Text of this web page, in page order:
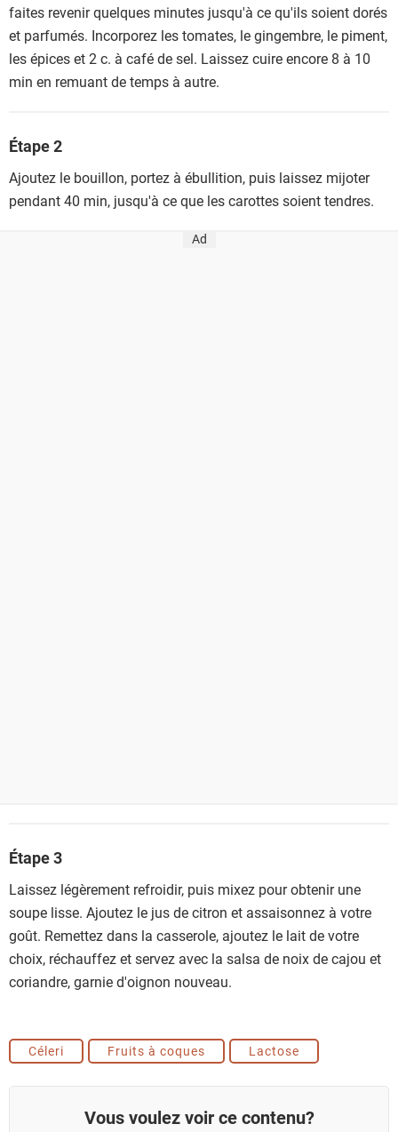
faites revenir quelques minutes jusqu'à ce qu'ils soient dorés
et parfumés. Incorporez les tomates, le gingembre, le piment,
les épices et 2 c. à café de sel. Laissez cuire encore 8 à 10
min en remuant de temps à autre.
Étape 2
Ajoutez le bouillon, portez à ébullition, puis laissez mijoter
pendant 40 min, jusqu'à ce que les carottes soient tendres.
Ad
Étape 3
Laissez légèrement refroidir, puis mixez pour obtenir une
soupe lisse. Ajoutez le jus de citron et assaisonnez à votre
goût. Remettez dans la casserole, ajoutez le lait de votre
choix, réchauffez et servez avec la salsa de noix de cajou et
coriandre, garnie d'oignon nouveau.
Céleri Fruits à coques Lactose
Vous voulez voir ce contenu?